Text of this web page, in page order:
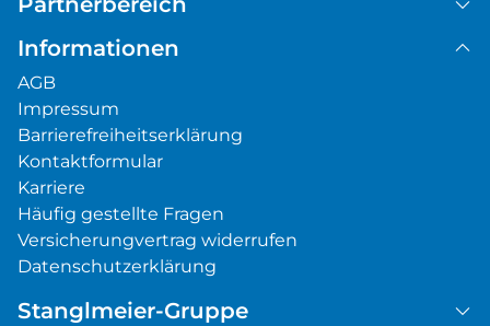
Informationen
AGB
Impressum
Barrierefreiheitserklärung
Kontaktformular
Karriere
Häufig gestellte Fragen
Versicherungvertrag widerrufen
Datenschutzerklärung
Stanglmeier-Gruppe